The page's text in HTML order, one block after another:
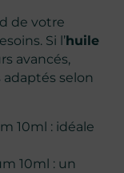
de votre
Si l’huile
avancés,
selon
10ml : idéale
10ml : un